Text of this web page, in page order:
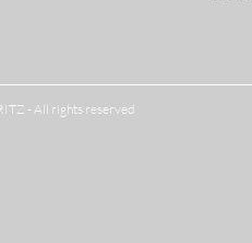
- All rights reserved